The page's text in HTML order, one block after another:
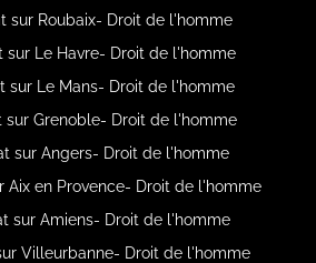
sur Roubaix- Droit de l'homme
sur Le Havre- Droit de l'homme
sur Le Mans- Droit de l'homme
sur Grenoble- Droit de l'homme
sur Angers- Droit de l'homme
Aix en Provence- Droit de l'homme
sur Amiens- Droit de l'homme
Villeurbanne- Droit de l'homme